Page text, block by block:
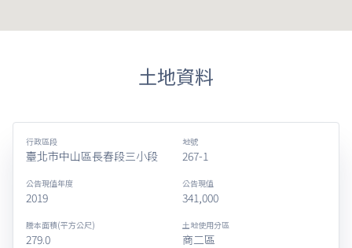
土地資料
行政區段
臺北市中山區長春段三小段
地號
267-1
公告現值年度
2019
公告現值
341,000
謄本面積(平方公尺)
279.0
土地使用分區
商二區